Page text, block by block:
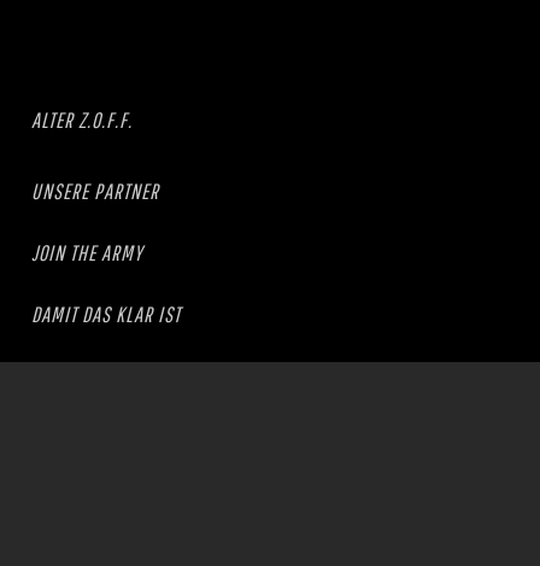
ALTER Z.O.F.F.
UNSERE PARTNER
JOIN THE ARMY
DAMIT DAS KLAR IST